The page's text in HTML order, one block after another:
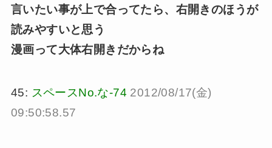
言いたい事が上で合ってたら、右開きのほうが
読みやすいと思う
漫画って大体右開きだからね
45: スペースNo.な-74 2012/08/17(金)
09:50:58.57